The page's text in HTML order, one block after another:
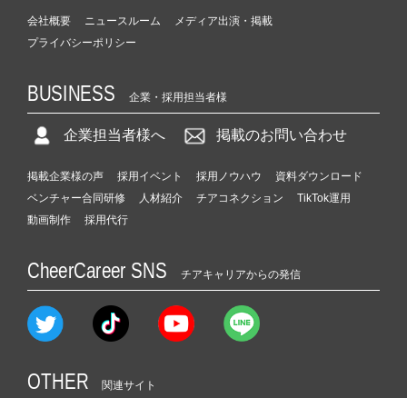
会社概要 ニュースルーム
メディア出演・掲載
プライバシーポリシー
BUSINESS 企業・採用担当者様
企業担当者様へ 掲載のお問い合わせ
掲載企業様の声 採用イベント 採用ノウハウ
資料ダウンロード
ベンチャー合同研修
人材紹介 チアコネクション
TikTok運用
動画制作
採用代行
CheerCareer SNS チアキャリアからの発信
OTHER 関連サイト